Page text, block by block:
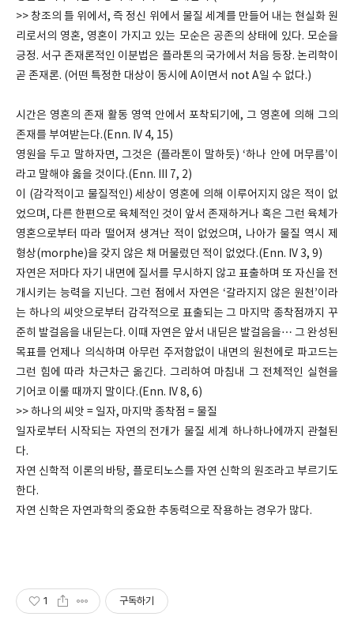
>> 창조의 틀 위에서, 즉 정신 위에서 물질 세계를 만들어 내는 현실화 원
리로서의 영혼, 영혼이 가지고 있는 모순은 공존의 상태에 있다. 모순을
긍정. 서구 존재론적인 이분법은 플라톤의 국가에서 처음 등장. 논리학이
곧 존재론. (어떤 특정한 대상이 동시에 A이면서 not A일 수 없다.)
시간은 영혼의 존재 활동 영역 안에서 포착되기에, 그 영혼에 의해 그의
존재를 부여받는다.(Enn. IV 4, 15)
영원을 두고 말하자면, 그것은 (플라톤이 말하듯) ‘하나 안에 머무름’이
라고 말해야 옳을 것이다.(Enn. III 7, 2)
이 (감각적이고 물질적인) 세상이 영혼에 의해 이루어지지 않은 적이 없
었으며, 다른 한편으로 육체적인 것이 앞서 존재하거나 혹은 그런 육체가
영혼으로부터 따라 떨어져 생겨난 적이 없었으며, 나아가 물질 역시 제
형상(morphe)을 갖지 않은 채 머물렀던 적이 없었다.(Enn. IV 3, 9)
자연은 저마다 자기 내면에 질서를 무시하지 않고 표출하며 또 자신을 전
개시키는 능력을 지닌다. 그런 점에서 자연은 ‘갈라지지 않은 원천’이라
는 하나의 씨앗으로부터 감각적으로 표출되는 그 마지막 종착점까지 꾸
준히 발걸음을 내딛는다. 이때 자연은 앞서 내딛은 발걸음을… 그 완성된
목표를 언제나 의식하며 아무런 주저함없이 내면의 원천에로 파고드는
그런 힘에 따라 차근차근 옮긴다. 그리하여 마침내 그 전체적인 실현을
기어코 이룰 때까지 말이다.(Enn. IV 8, 6)
>> 하나의 씨앗 = 일자, 마지막 종착점 = 물질
일자로부터 시작되는 자연의 전개가 물질 세계 하나하나에까지 관철된
다.
자연 신학적 이론의 바탕, 플로티노스를 자연 신학의 원조라고 부르기도
한다.
자연 신학은 자연과학의 중요한 추동력으로 작용하는 경우가 많다.
1 구독하기